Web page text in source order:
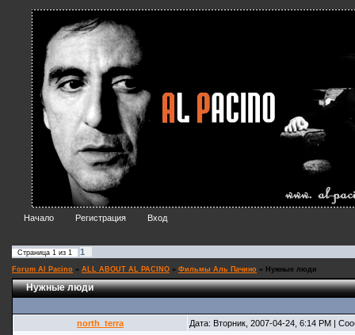
Начало Регистрация Вход
Страница 1 из 1 1
Forum Al Pacino » ALL ABOUT AL PACINO » Фильмы Аль Пачино » Нужные люди
Нужные люди
north_terra Дата: Вторник, 2007-04-24, 6:14 PM |